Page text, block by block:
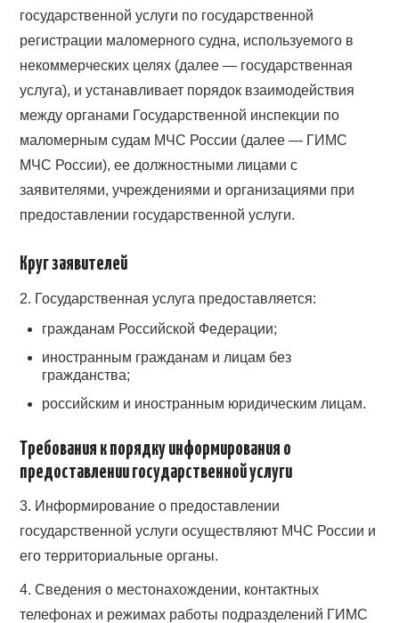
государственной услуги по государственной
регистрации маломерного судна, используемого в
некоммерческих целях (далее — государственная
услуга), и устанавливает порядок взаимодействия
между органами Государственной инспекции по
маломерным судам МЧС России (далее — ГИМС
МЧС России), ее должностными лицами с
заявителями, учреждениями и организациями при
предоставлении государственной услуги.
Круг заявителей
2. Государственная услуга предоставляется:
гражданам Российской Федерации;
иностранным гражданам и лицам без
гражданства;
российским и иностранным юридическим лицам.
Требования к порядку информирования о
предоставлении государственной услуги
3. Информирование о предоставлении
государственной услуги осуществляют МЧС России и
его территориальные органы.
4. Сведения о местонахождении, контактных
телефонах и режимах работы подразделений ГИМС